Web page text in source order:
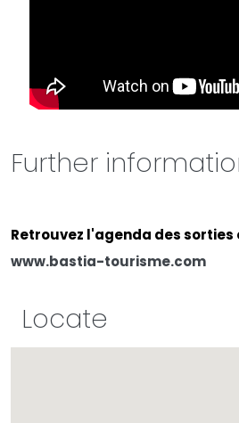
Further
Retrouvez l'agenda des sorties
www.bastia-tourisme.com
Locate